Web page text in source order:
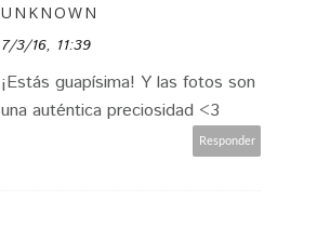
UNKNOWN
7/3/16, 11:39
¡Estás guapísima! Y las fotos son
una auténtica preciosidad <3
Responder